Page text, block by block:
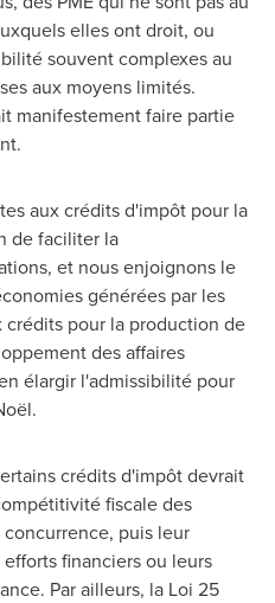
elles ont droit, ou
souvent complexes au
aux moyens limités.
manifestement faire partie
aux crédits d'impôt pour la
de faciliter la
et nous enjoignons le
générées par les
pour la production de
des affaires
élargir l'admissibilité pour
crédits d'impôt devrait
fiscale des
puis leur
financiers ou leurs
Par ailleurs, la Loi 25